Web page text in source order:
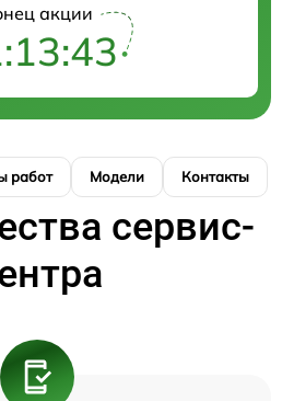
акции
работ Модели Контакты
сервис-